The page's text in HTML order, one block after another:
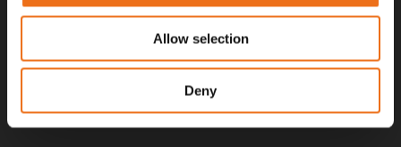
Allow selection
Deny
Alla priser på tillbehör och tillval gäller vid köp av ny maskin. Priserna
gäller inte vid köp av enskild produkt, till exempel